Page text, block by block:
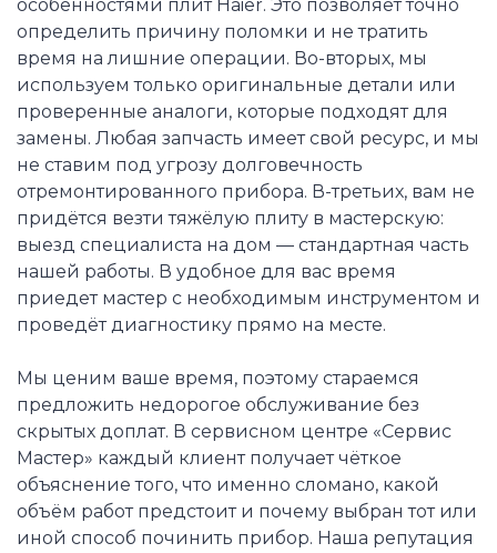
особенностями плит Haier. Это позволяет точно
определить причину поломки и не тратить
время на лишние операции. Во-вторых, мы
используем только оригинальные детали или
проверенные аналоги, которые подходят для
замены. Любая запчасть имеет свой ресурс, и мы
не ставим под угрозу долговечность
отремонтированного прибора. В-третьих, вам не
придётся везти тяжёлую плиту в мастерскую:
выезд специалиста на дом — стандартная часть
нашей работы. В удобное для вас время
приедет мастер с необходимым инструментом и
проведёт диагностику прямо на месте.
Мы ценим ваше время, поэтому стараемся
предложить недорогое обслуживание без
скрытых доплат. В сервисном центре «Сервис
Мастер» каждый клиент получает чёткое
объяснение того, что именно сломано, какой
объём работ предстоит и почему выбран тот или
иной способ починить прибор. Наша репутация